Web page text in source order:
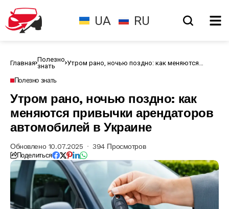
UA RU
Главная Полезно
знать
Утром рано, ночью поздно: как меняются
Полезно знать
Утром рано, ночью поздно: как
меняются привычки арендаторов
автомобилей в Украине
Обновлено 10.07.2025 394 Просмотров
Поделиться